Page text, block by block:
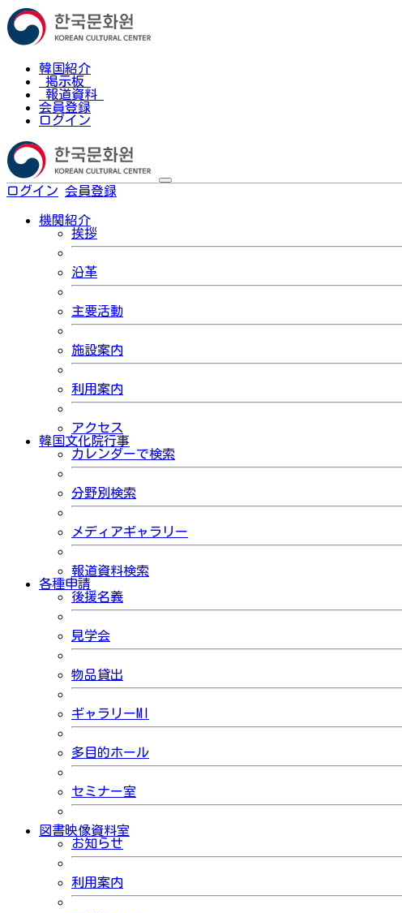
韓国紹介
掲示板
報道資料
会員登録
ログイン
ログイン 会員登録
機関紹介
挨拶
沿革
主要活動
施設案内
利用案内
アクセス
韓国文化院行事
カレンダーで検索
分野別検索
メディアギャラリー
報道資料検索
各種申請
後援名義
見学会
物品貸出
ギャラリーMI
多目的ホール
セミナー室
図書映像資料室
お知らせ
利用案内